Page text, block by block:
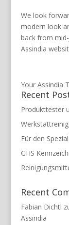
We look
modern look
back from
Assindia
Your Assindia
Recent
Produkttester
Für den
GHS
Recent
Fabian Dichtl
Assindia